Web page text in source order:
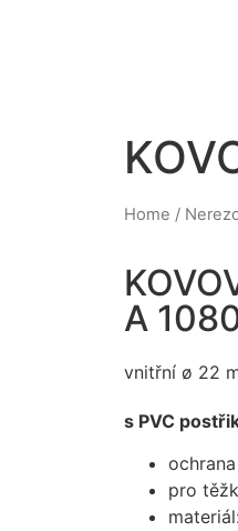
Home /
A
vnitřní ø 22
s PVC
pro